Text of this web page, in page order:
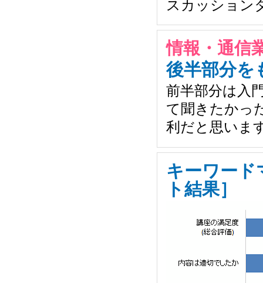
スカッション
情報・通
後半部分を
前半部分は入
て聞きたかっ
利だと思いま
キーワード
ト結果］